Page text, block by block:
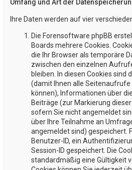
Umfang und Art der
Ihre Daten werden auf vier
Die Forensoftware phpBB
Boards mehrere Cookies.
die Ihr Browser als temporäre
zwischen den einzelnen
bleiben. In diesen Cookies sind
(damit Ihnen alle
können), Informationen über
Beiträge (zur Markierung
sofern Sie nicht angemeldet
über Ihre Teilnahme an
angemeldet sind) gespeichert.
Benutzer-ID, ein
Session-ID gespeichert. Die
standardmäßig eine Gültigkeit